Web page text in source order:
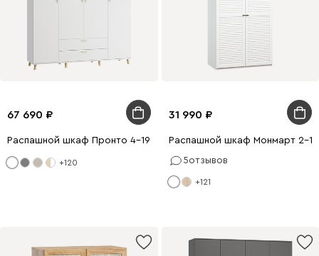
67 690
Распашной шкаф Пронто 4-190x240 Белый с зеркалом
+120
31 990
Распашной шкаф Монмарт 2-
5отзывов
+121